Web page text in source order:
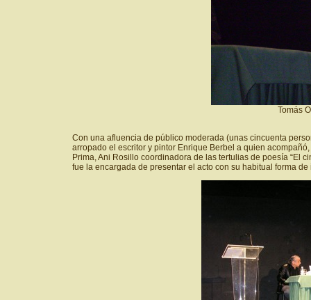
Tomás
Con una afluencia de público moderada (unas cincuenta
arropado el escritor y pintor Enrique Berbel a quien
Prima, Ani Rosillo coordinadora de las tertulias de poesía “El
fue la encargada de presentar el acto con su habitual forma